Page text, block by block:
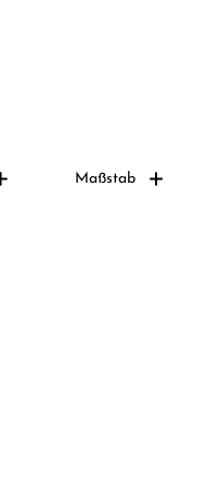
Maßstab